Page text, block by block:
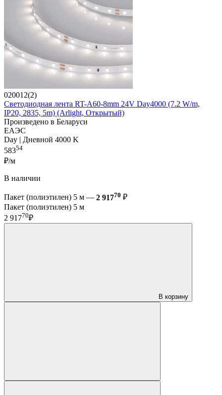
020012(2)
Светодиодная лента RT-A60-8mm 24V Day4000 (7.2 W/m,
IP20, 2835, 5m) (Arlight, Открытый)
Произведено в Беларуси
ЕАЭС
Day | Дневной 4000 K
58354
₽/м
В наличии
Пакет (полиэтилен) 5 м — 2 91770 ₽
Пакет (полиэтилен) 5 м
2 91770₽
В корзину